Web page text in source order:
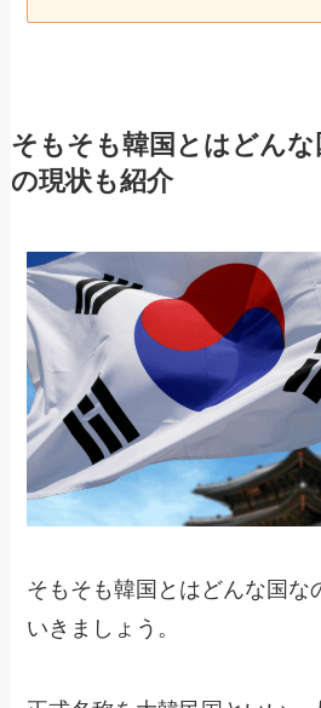
そもそも韓国とはどんな
の現状も紹介
そもそも韓国とはどんな国な
いきましょう。